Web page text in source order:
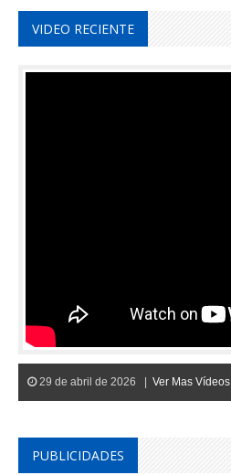
VIDEO RECIENTE
29 de abril de 2026 |Ver Mas Vídeos
PUBLICIDADES